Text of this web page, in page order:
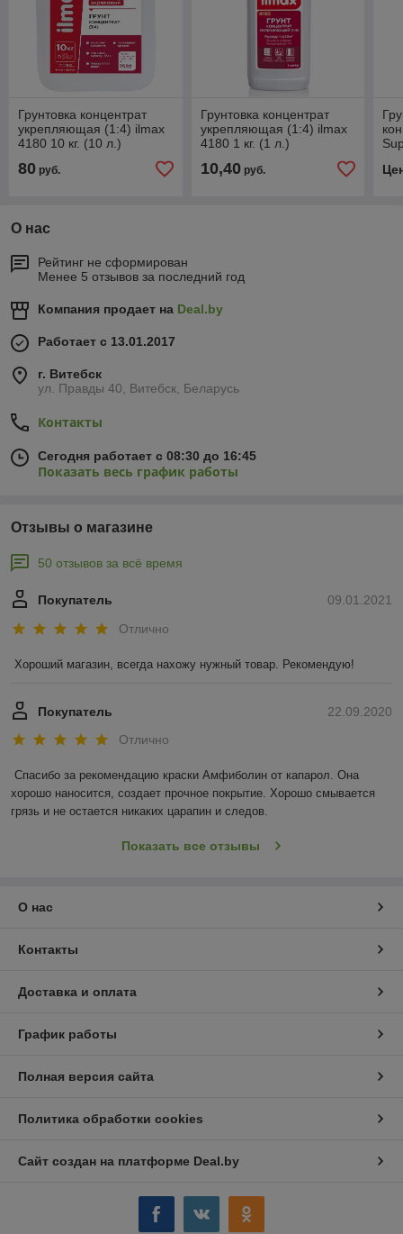
Грунтовка концентрат
укрепляющая (1:4) ilmax
4180 10 кг. (10 л.)
80 руб.
Грунтовка концентрат
укрепляющая (1:4) ilmax
4180 1 кг. (1 л.)
10,40руб.
О нас
Рейтинг не сформирован
Менее 5 отзывов за последний год
Компания продает на Deal.by
Работает с 13.01.2017
г. Витебск
ул. Правды 40, Витебск, Беларусь
Контакты
Сегодня работает с 08:30 до 16:45
Показать весь график работы
Отзывы о магазине
50 отзывов за всё время
09.01.2021
Покупатель
Отлично
Хороший магазин, всегда нахожу нужный товар. Рекомендую!
22.09.2020
Покупатель
Отлично
Спасибо за рекомендацию краски Амфиболин от капарол. Она
хорошо наносится, создает прочное покрытие. Хорошо смывается
грязь и не остается никаких царапин и следов.
Показать все отзывы
О нас
Контакты
Доставка и оплата
График работы
Полная версия сайта
Политика обработки cookies
Сайт создан на платформе Deal.by